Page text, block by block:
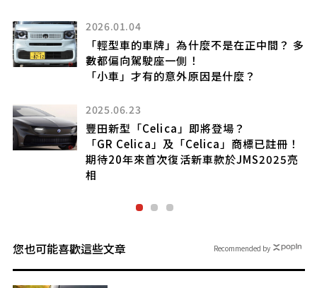
2026.01.04
「輕型車的車牌」為什麼不是在正中間？ 多
數都偏向駕駛座一側！
「小車」才有的意外原因是什麼？
2025.06.23
豐田新型「Celica」即將登場？
「GR Celica」及「Celica」商標已註冊！
期待20年來首次復活新車款於JMS2025亮
相
您也可能喜歡這些文章 Recommended by